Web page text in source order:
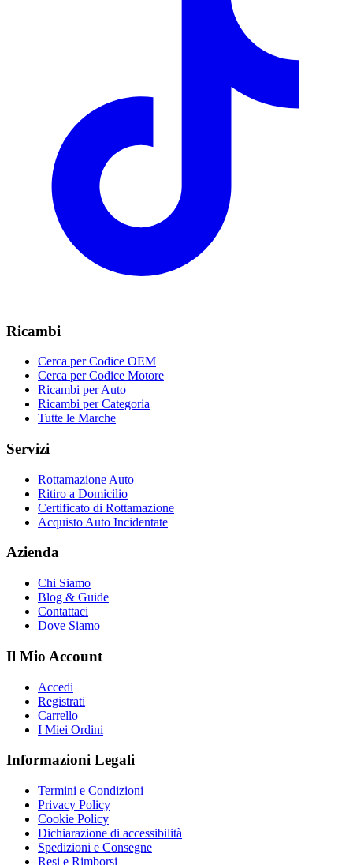
Ricambi
Cerca per Codice OEM
Cerca per Codice Motore
Ricambi per Auto
Ricambi per Categoria
Tutte le Marche
Servizi
Rottamazione Auto
Ritiro a Domicilio
Certificato di Rottamazione
Acquisto Auto Incidentate
Azienda
Chi Siamo
Blog & Guide
Contattaci
Dove Siamo
Il Mio Account
Accedi
Registrati
Carrello
I Miei Ordini
Informazioni Legali
Termini e Condizioni
Privacy Policy
Cookie Policy
Dichiarazione di accessibilità
Spedizioni e Consegne
Resi e Rimborsi